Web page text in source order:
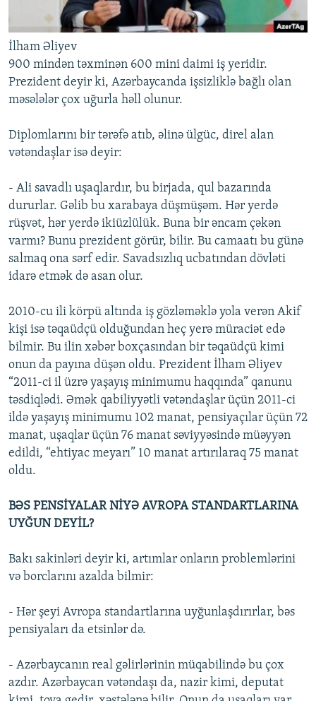
İlham Əliyev
900 mindən təxminən 600 mini daimi iş yeridir.
Prezident deyir ki, Azərbaycanda işsizliklə bağlı olan
məsələlər çox uğurla həll olunur.
Diplomlarını bir tərəfə atıb, əlinə ülgüc, direl alan
vətəndaşlar isə deyir:
- Ali savadlı uşaqlardır, bu birjada, qul bazarında
dururlar. Gəlib bu xarabaya düşmüşəm. Hər yerdə
rüşvət, hər yerdə ikiüzlülük. Buna bir əncam çəkən
varmı? Bunu prezident görür, bilir. Bu camaatı bu günə
salmaq ona sərf edir. Savadsızlıq ucbatından dövləti
idarə etmək də asan olur.
2010-cu ili körpü altında iş gözləməklə yola verən Akif
kişi isə təqaüdçü olduğundan heç yerə müraciət edə
bilmir. Bu ilin xəbər boxçasından bir təqaüdçü kimi
onun da payına düşən oldu. Prezident İlham Əliyev
“2011-ci il üzrə yaşayış minimumu haqqında” qanunu
təsdiqlədi. Əmək qabiliyyətli vətəndaşlar üçün 2011-ci
ildə yaşayış minimumu 102 manat, pensiyaçılar üçün 72
manat, uşaqlar üçün 76 manat səviyyəsində müəyyən
edildi, “ehtiyac meyarı” 10 manat artırılaraq 75 manat
oldu.
BƏS PENSİYALAR NİYƏ AVROPA STANDARTLARINA
UYĞUN DEYİL?
Bakı sakinləri deyir ki, artımlar onların problemlərini
və borclarını azalda bilmir:
- Hər şeyi Avropa standartlarına uyğunlaşdırırlar, bəs
pensiyaları da etsinlər də.
- Azərbaycanın real gəlirlərinin müqabilində bu çox
azdır. Azərbaycan vətəndaşı da, nazir kimi, deputat